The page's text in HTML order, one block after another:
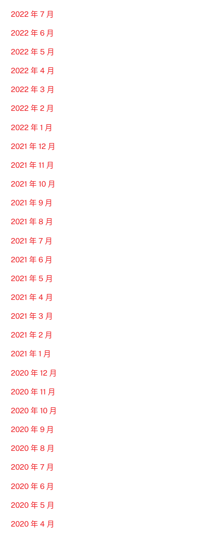
2022 年 7 月
2022 年 6 月
2022 年 5 月
2022 年 4 月
2022 年 3 月
2022 年 2 月
2022 年 1 月
2021 年 12 月
2021 年 11 月
2021 年 10 月
2021 年 9 月
2021 年 8 月
2021 年 7 月
2021 年 6 月
2021 年 5 月
2021 年 4 月
2021 年 3 月
2021 年 2 月
2021 年 1 月
2020 年 12 月
2020 年 11 月
2020 年 10 月
2020 年 9 月
2020 年 8 月
2020 年 7 月
2020 年 6 月
2020 年 5 月
2020 年 4 月